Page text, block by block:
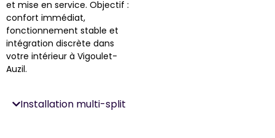
et mise en service. Objectif :
confort immédiat,
fonctionnement stable et
intégration discrète dans
votre intérieur à Vigoulet-
Auzil.
Installation multi-split